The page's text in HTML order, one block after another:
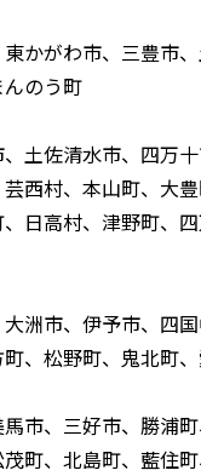
かがわ市、三豊市
のう町
土佐清水市、四万
西村、本山町、大
日高村、津野町、
洲市、伊予市、四
、松野町、鬼北町
市、三好市、勝浦
町、北島町、藍住